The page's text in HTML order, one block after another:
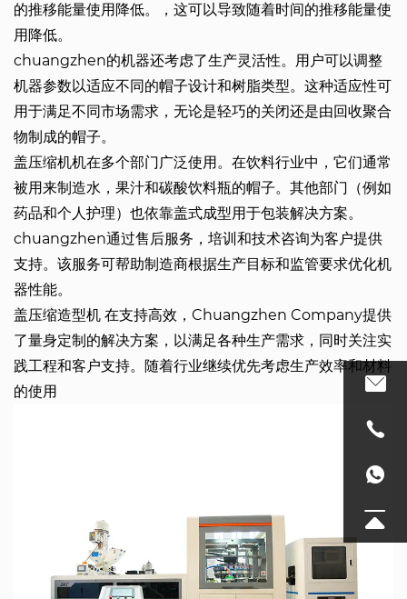
的推移能量使用降低。，这可以导致随着时间的推移能量使
用降低。
chuangzhen的机器还考虑了生产灵活性。用户可以调整
机器参数以适应不同的帽子设计和树脂类型。这种适应性可
用于满足不同市场需求，无论是轻巧的关闭还是由回收聚合
物制成的帽子。
盖压缩机机在多个部门广泛使用。在饮料行业中，它们通常
被用来制造水，果汁和碳酸饮料瓶的帽子。其他部门（例如
药品和个人护理）也依靠盖式成型用于包装解决方案。
chuangzhen通过售后服务，培训和技术咨询为客户提供
支持。该服务可帮助制造商根据生产目标和监管要求优化机
器性能。
盖压缩造型机 在支持高效，Chuangzhen Company提供
了量身定制的解决方案，以满足各种生产需求，同时关注实
践工程和客户支持。随着行业继续优先考虑生产效率和材料
的使用